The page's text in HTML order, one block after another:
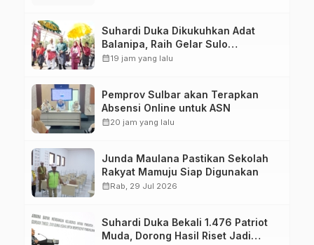
Suhardi Duka Dikukuhkan Adat
Balanipa, Raih Gelar Sulo
Tappidena
calendar_month19 jam yang lalu
Pemprov Sulbar akan Terapkan
Absensi Online untuk ASN
calendar_month20 jam yang lalu
Junda Maulana Pastikan Sekolah
Rakyat Mamuju Siap Digunakan
calendar_monthRab, 29 Jul 2026
Suhardi Duka Bekali 1.476 Patriot
Muda, Dorong Hasil Riset Jadi